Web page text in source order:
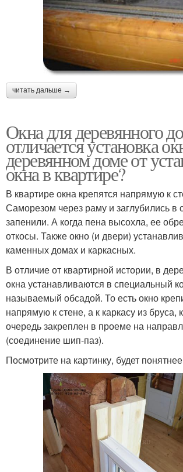
читать дальше →
Окна для деревянного
отличается установка
деревянном доме от
окна в квартире?
В квартире окна крепятся напрямую к
Саморезом через раму и заглубились в
запенили. А когда пена высохла, ее
откосы. Также окно (и двери)
каменных домах и каркасных.
В отличие от квартирной истории, в
окна устанавливаются в специальный
называемый обсадой. То есть окно
напрямую к стене, а к каркасу из
очередь закреплен в проеме на
(соединение шип-паз).
Посмотрите на картинку, будет